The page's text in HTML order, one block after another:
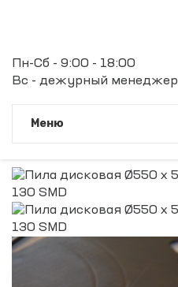
Пн-Сб - 9:00 - 18:00
Вс - дежурный менеджер
Meню